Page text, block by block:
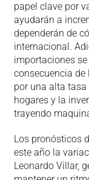
papel clave por
ayudarán a
dependerán de
internacional.
importaciones
consecuencia
por una alta tasa
hogares y la
trayendo
Los pronósticos
este año la
Leonardo Villar,